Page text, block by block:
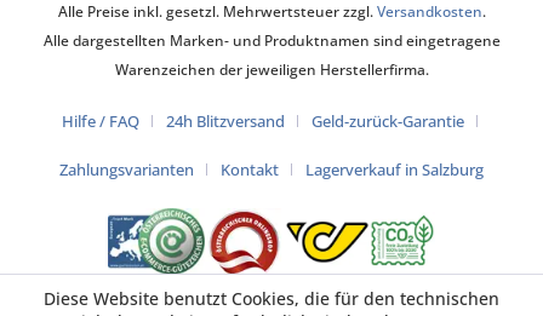
Alle Preise inkl. gesetzl. Mehrwertsteuer zzgl.Versandkosten.
Alle dargestellten Marken- und Produktnamen sind eingetragene
Warenzeichen der jeweiligen Herstellerfirma.
Hilfe / FAQ 24h Blitzversand Geld-zurück-Garantie
Zahlungsvarianten Kontakt Lagerverkauf in Salzburg
Diese Website benutzt Cookies, die für den technischen